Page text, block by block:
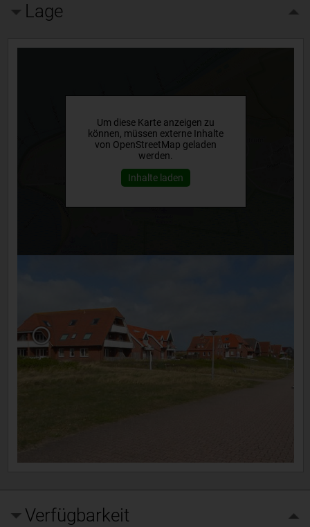
Lage
Um diese Karte anzeigen zu
können, müssen externe Inhalte
von OpenStreetMap geladen
werden.
Inhalte laden
Verfügbarkeit